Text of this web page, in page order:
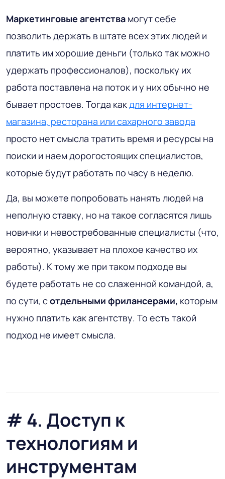
Маркетинговые агентства могут себе
позволить держать в штате всех этих людей и
платить им хорошие деньги (только так можно
удержать профессионалов), поскольку их
работа поставлена на поток и у них обычно не
бывает простоев. Тогда какдля интернет-
магазина, ресторана или сахарного завода
просто нет смысла тратить время и ресурсы на
поиски и наем дорогостоящих специалистов,
которые будут работать по часу в неделю.
Да, вы можете попробовать нанять людей на
неполную ставку, но на такое согласятся лишь
новички и невостребованные специалисты (что,
вероятно, указывает на плохое качество их
работы). К тому же при таком подходе вы
будете работать не со слаженной командой, а,
по сути, сотдельными фрилансерами, которым
нужно платить как агентству. То есть такой
подход не имеет смысла.
# 4. Доступ к
технологиям и
инструментам